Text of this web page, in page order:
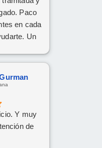
Paco
en cada
Un
Y muy
de